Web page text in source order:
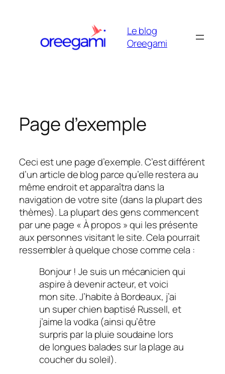
Le blog
Oreegami
Page d’exemple
Ceci est une page d’exemple. C’est différent
d’un article de blog parce qu’elle restera au
même endroit et apparaîtra dans la
navigation de votre site (dans la plupart des
thèmes). La plupart des gens commencent
par une page « À propos » qui les présente
aux personnes visitant le site. Cela pourrait
ressembler à quelque chose comme cela :
Bonjour ! Je suis un mécanicien qui
aspire à devenir acteur, et voici
mon site. J’habite à Bordeaux, j’ai
un super chien baptisé Russell, et
j’aime la vodka (ainsi qu’être
surpris par la pluie soudaine lors
de longues balades sur la plage au
coucher du soleil).